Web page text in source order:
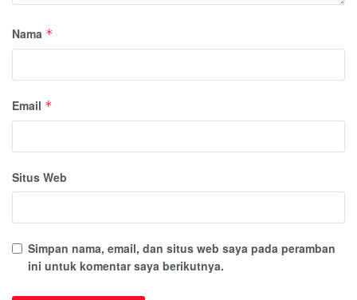
Nama *
Email *
Situs Web
Simpan nama, email, dan situs web saya pada peramban
ini untuk komentar saya berikutnya.